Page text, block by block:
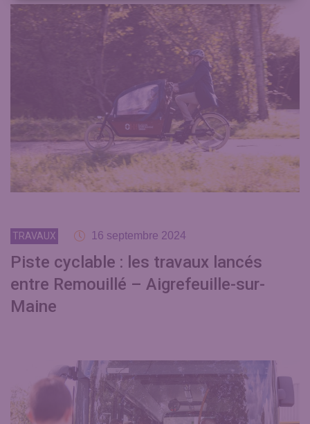
TRAVAUX 16 septembre 2024
Piste cyclable : les travaux lancés
entre Remouillé – Aigrefeuille-sur-
Maine